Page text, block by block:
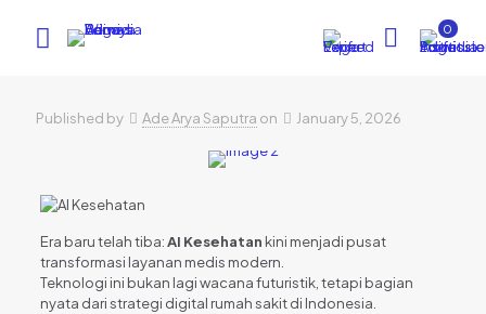
0
Published by Ade Arya Saputra on January 5, 2026
Era baru telah tiba:AI Kesehatan kini menjadi pusat
transformasi layanan medis modern.
Teknologi ini bukan lagi wacana futuristik, tetapi bagian
nyata dari strategi digital rumah sakit di Indonesia.